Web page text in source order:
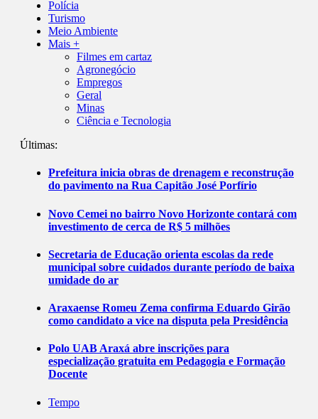
Polícia
Turismo
Meio Ambiente
Mais +
Filmes em cartaz
Agronegócio
Empregos
Geral
Minas
Ciência e Tecnologia
Últimas:
Prefeitura inicia obras de drenagem e reconstrução
do pavimento na Rua Capitão José Porfírio
Novo Cemei no bairro Novo Horizonte contará com
investimento de cerca de R$ 5 milhões
Secretaria de Educação orienta escolas da rede
municipal sobre cuidados durante período de baixa
umidade do ar
Araxaense Romeu Zema confirma Eduardo Girão
como candidato a vice na disputa pela Presidência
Polo UAB Araxá abre inscrições para
especialização gratuita em Pedagogia e Formação
Docente
Tempo